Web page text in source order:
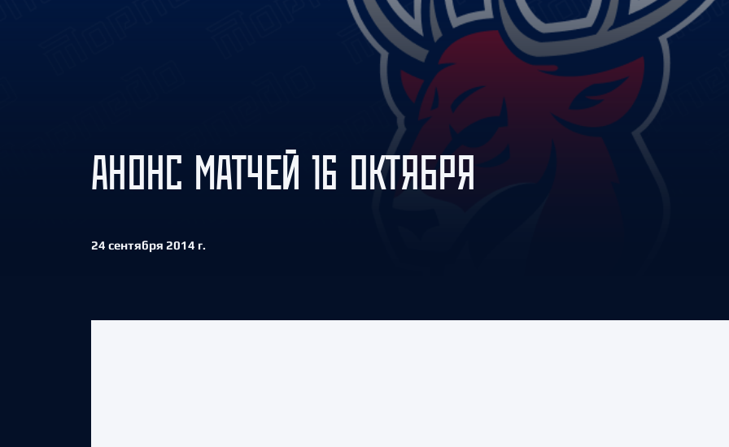
Амур
Барыс
Салават Юлаев
Сибирь
АНОНС МАТЧЕЙ 16 ОКТЯБРЯ
24 сентября 2014 г.